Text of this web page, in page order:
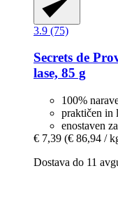
3.9 (75)
Secrets de
lase, 85 g
100%
praktičen in
enostaven
€ 7,39 (€ 86,94 /
Dostava do 11